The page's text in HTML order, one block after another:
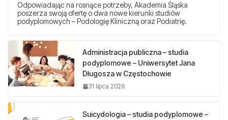
Odpowiadając na rosnące potrzeby, Akademia Śląska
poszerza swoją ofertę o dwa nowe kierunki studiów
podyplomowych – Podologię Kliniczną oraz Podiatrię.
Administracja publiczna – studia
podyplomowe – Uniwersytet Jana
Długosza w Częstochowie
31 lipca 2026
Suicydologia – studia podyplomowe –